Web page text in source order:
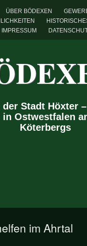
ÜBER BÖDEXEN
IMPRESSUM
Stadt Höxter
in Ostwestfalen
Köterbergs
im Ahrtal